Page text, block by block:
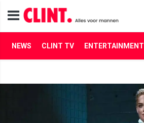
NEWS CLINT TV ENTERTAINMENT